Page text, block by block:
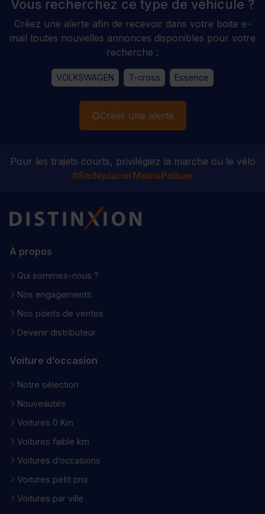
Vous recherchez ce type de véhicule ?
Créez une alerte afin de recevoir dans votre boite e-
mail toutes nouvelles annonces disponibles pour votre
recherche :
VOLKSWAGEN T-cross Essence
Créer une alerte
Pour les trajets courts, privilégiez la marche ou le vélo
#SedéplacerMoinsPolluer
Distinxion
À propos
Qui sommes-nous ?
Nos engagements
Nos points de ventes
Devenir distributeur
Voiture d’occasion
Notre sélection
Nouveautés
Voitures 0 Km
Voitures faible km
Voitures d’occasions
Voitures petit prix
Voitures par ville